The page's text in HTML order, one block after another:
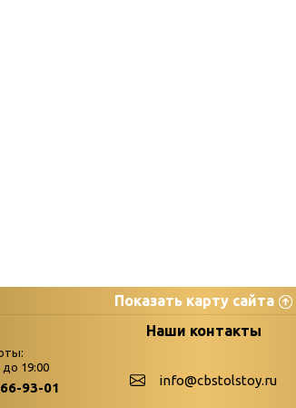
Показать карту сайта
palitra
Война.
Наши контакты
до 19:00
93-01 info@cbstolstoy.ru